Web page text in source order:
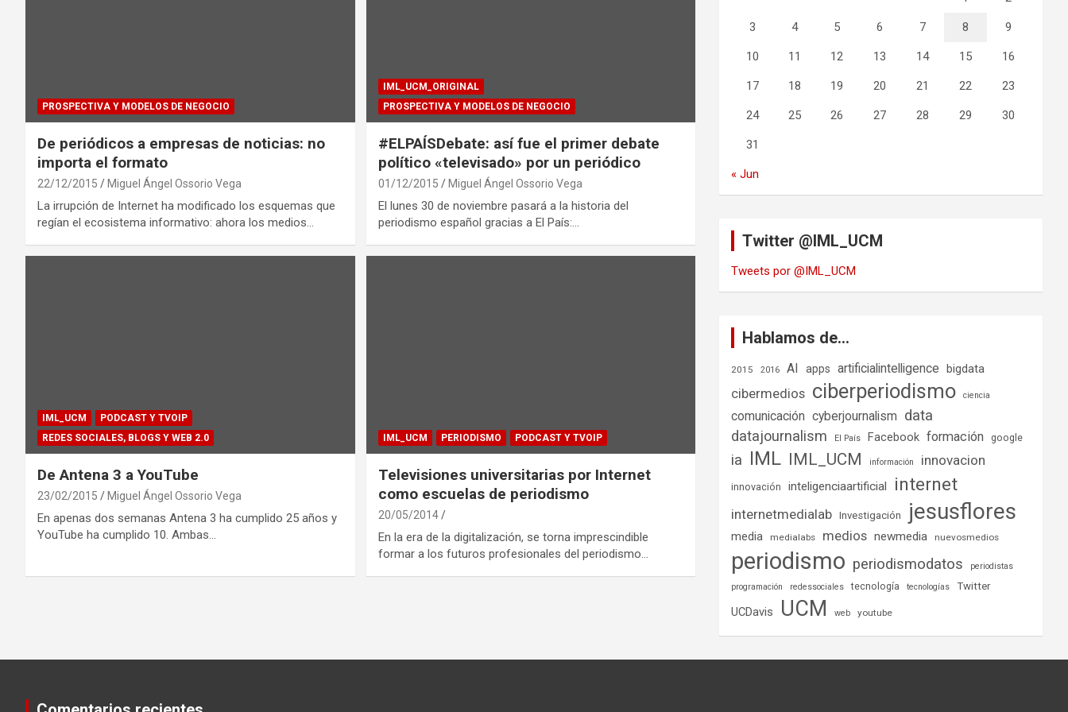
PROSPECTIVA Y MODELOS DE NEGOCIO
De periódicos a empresas de noticias: no
importa el formato
22/12/2015 Miguel Ángel Ossorio Vega
La irrupción de Internet ha modificado los esquemas que
regían el ecosistema informativo: ahora los medios…
IML_UCM_ORIGINAL
PROSPECTIVA Y MODELOS DE NEGOCIO
#ELPAÍSDebate: así fue el primer debate
político «televisado» por un periódico
01/12/2015 Miguel Ángel Ossorio Vega
El lunes 30 de noviembre pasará a la historia del
periodismo español gracias a El País:…
IML_UCM
PODCAST Y TVOIP
REDES SOCIALES, BLOGS Y WEB 2.0
De Antena 3 a YouTube
23/02/2015 Miguel Ángel Ossorio Vega
En apenas dos semanas Antena 3 ha cumplido 25 años y
YouTube ha cumplido 10. Ambas…
IML_UCM PERIODISMO PODCAST Y TVOIP
Televisiones universitarias por Internet
como escuelas de periodismo
20/05/2014
En la era de la digitalización, se torna imprescindible
formar a los futuros profesionales del periodismo…
3 4 5 6 7 8 9
10 11 12 13 14 15 16
17 18 19 20 21 22 23
24 25 26 27 28 29 30
31
« Jun
Twitter @IML_UCM
Tweets por @IML_UCM
Hablamos de…
2015 2016 AI apps artificialintelligence bigdata
cibermedios ciberperiodismo ciencia
comunicación cyberjournalism data
datajournalism El País Facebook formación google
ia IML IML_UCM información innovacion
innovación inteligenciaartificial internet
internetmedialab Investigación jesusflores
media medialabs medios newmedia nuevosmedios
periodismo periodismodatos
periodistas
programación
redessociales tecnología tecnologías Twitter
UCDavis UCM web youtube